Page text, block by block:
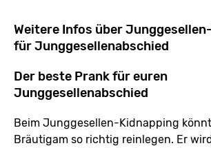
Weitere Infos über
für Junggesellenabschied
Der beste Prank für euren
Junggesellenabschied
Beim Junggesellen-Kidnapping
Bräutigam so richtig reinlegen. Er